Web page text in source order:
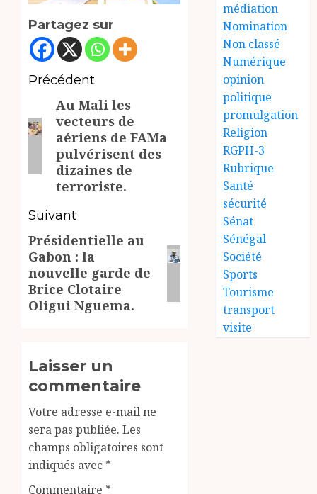
Partagez sur
Navigation
d’article
Précédent
Article
précédent:
Au Mali les
vecteurs de
aériens de FAMa
pulvérisent des
dizaines de
terroriste.
Suivant
Article
suivant:
Présidentielle au
Gabon : la
nouvelle garde de
Brice Clotaire
Oligui Nguema.
Laisser un
commentaire
Votre adresse e-mail ne
sera pas publiée. Les
champs obligatoires sont
indiqués avec *
Commentaire *
médiation
Nomination
Non classé
Numérique
opinion
politique
promulgation
Religion
RGPH-3
Rubrique
Santé
sécurité
Sénat
Sénégal
Société
Sports
Tourisme
transport
visite